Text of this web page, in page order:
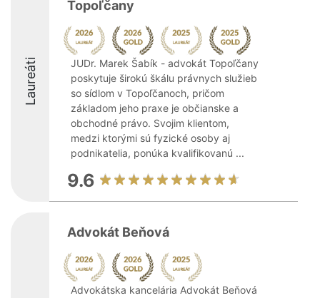
Laureáti
Topoľčany
JUDr. Marek Šabík - advokát Topoľčany
poskytuje širokú škálu právnych služieb
so sídlom v Topoľčanoch, pričom
základom jeho praxe je občianske a
obchodné právo. Svojim klientom,
medzi ktorými sú fyzické osoby aj
podnikatelia, ponúka kvalifikovanú ...
9.6
Advokát Beňová
Advokátska kancelária Advokát Beňová